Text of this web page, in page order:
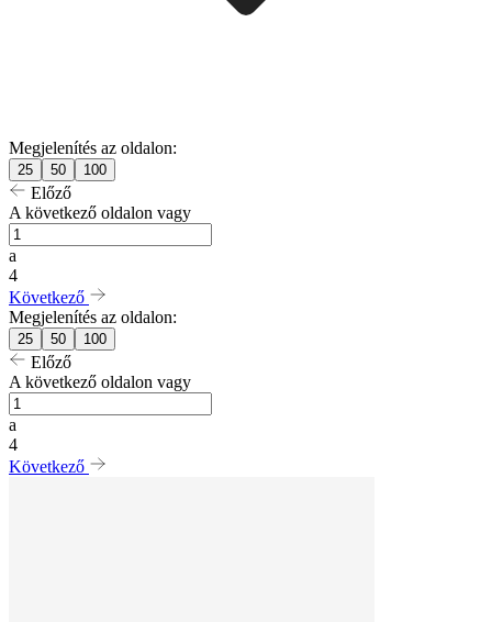
Megjelenítés az oldalon:
25 50 100
Előző
A következő oldalon vagy
a
4
Következő
Megjelenítés az oldalon:
25 50 100
Előző
A következő oldalon vagy
a
4
Következő